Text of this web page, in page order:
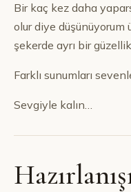
Bir kaç kez daha
olur diye
şekerde ayrı bir
Farklı sunumları
Sevgiyle kalın…